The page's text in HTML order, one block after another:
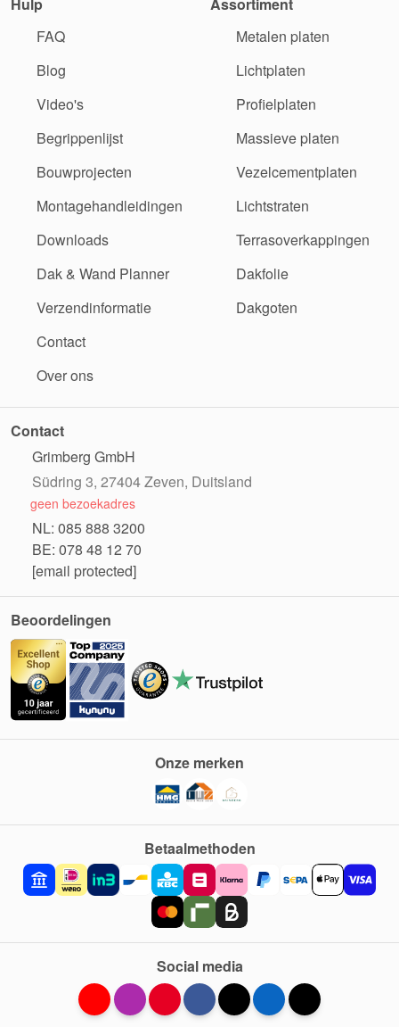
Hulp
FAQ
Blog
Video's
Begrippenlijst
Bouwprojecten
Montagehandleidingen
Downloads
Dak & Wand Planner
Verzendinformatie
Contact
Over ons
Assortiment
Metalen platen
Lichtplaten
Profielplaten
Massieve platen
Vezelcementplaten
Lichtstraten
Terrasoverkappingen
Dakfolie
Dakgoten
Contact
Grimberg GmbH
Südring 3, 27404 Zeven, Duitsland
geen bezoekadres
NL: 085 888 3200
BE: 078 48 12 70
[email protected]
Beoordelingen
Betaalmethoden
Onze merken
Social media